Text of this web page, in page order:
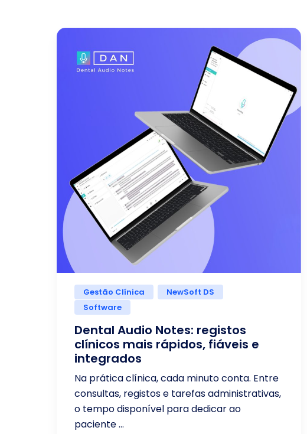
Gestão Clínica
NewSoft DS
Software
Dental Audio Notes: registos
clínicos mais rápidos, fiáveis e
integrados
Na prática clínica, cada minuto conta. Entre
consultas, registos e tarefas administrativas,
o tempo disponível para dedicar ao
paciente ...